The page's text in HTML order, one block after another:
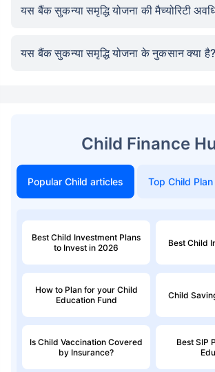
यस बैंक सुकन्या समृद्धि योजना की मैच्योरिटी
यस बैंक सुकन्या समृद्धि योजना के नुकसान क्या है?
Child Finance
Popular Child articles Top Child
Best Child Investment Plans
to Invest in 2026
Best Child
How to Plan for your Child
Education Fund
Child
Is Child Vaccination Covered
by Insurance?
Best SIP